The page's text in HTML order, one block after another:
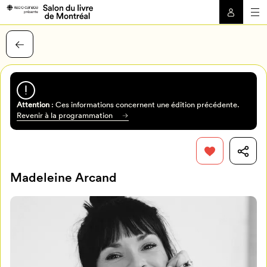
Attention: Ces informations concernent une édition précédente.
Revenir à la programmation
Madeleine Arcand